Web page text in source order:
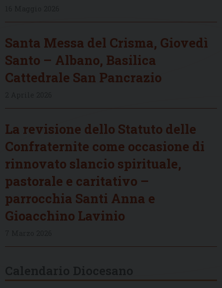
Santa Messa del Crisma, Giovedì
Santo – Albano, Basilica
Cattedrale San Pancrazio
La revisione dello Statuto delle
Confraternite come occasione di
rinnovato slancio spirituale,
pastorale e caritativo –
parrocchia Santi Anna e
Gioacchino Lavinio